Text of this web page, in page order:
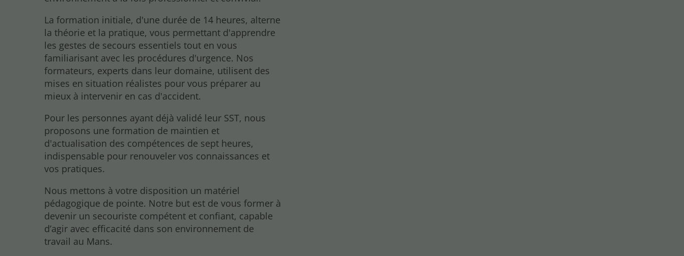
La formation initiale, d'une durée de 14 heures, alterne
la théorie et la pratique, vous permettant d'apprendre
les gestes de secours essentiels tout en vous
familiarisant avec les procédures d'urgence. Nos
formateurs, experts dans leur domaine, utilisent des
mises en situation réalistes pour vous préparer au
mieux à intervenir en cas d'accident.
Pour les personnes ayant déjà validé leur SST, nous
proposons une formation de maintien et
d'actualisation des compétences de sept heures,
indispensable pour renouveler vos connaissances et
vos pratiques.
Nous mettons à votre disposition un matériel
pédagogique de pointe. Notre but est de vous former à
devenir un secouriste compétent et confiant, capable
d’agir avec efficacité dans son environnement de
travail au Mans.